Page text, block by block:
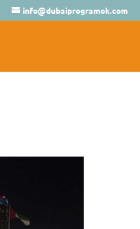
info@dubaiprogramok.com